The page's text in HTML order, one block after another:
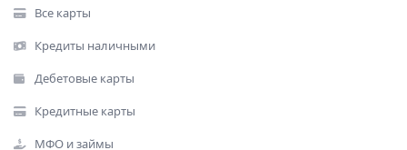
Все карты
Кредиты наличными
Дебетовые карты
Кредитные карты
МФО и займы